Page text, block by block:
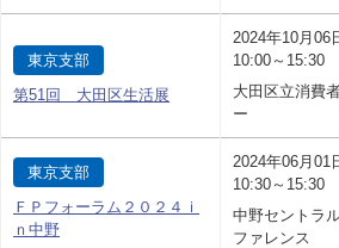
東京支部
第51回 大田区生活展
2024年10月06
10:00～15:30
大田区立消費
ー
東京支部
ＦＰフォーラム２０２４ｉ
ｎ中野
2024年06月01
10:30～15:30
中野セントラ
ファレンス